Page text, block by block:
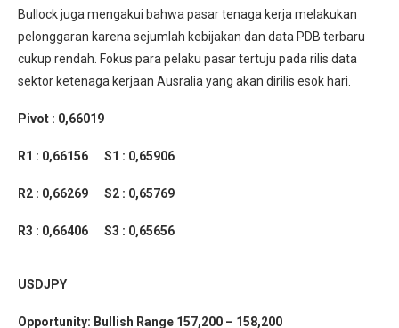
Bullock juga mengakui bahwa pasar tenaga kerja melakukan
pelonggaran karena sejumlah kebijakan dan data PDB terbaru
cukup rendah. Fokus para pelaku pasar tertuju pada rilis data
sektor ketenaga kerjaan Ausralia yang akan dirilis esok hari.
Pivot : 0,66019
R1 : 0,66156 S1 : 0,65906
R2 : 0,66269 S2 : 0,65769
R3 : 0,66406 S3 : 0,65656
USDJPY
Opportunity: Bullish Range 157,200 – 158,200